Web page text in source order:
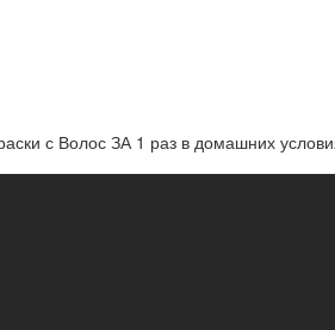
с Волос ЗА 1 раз в домашних